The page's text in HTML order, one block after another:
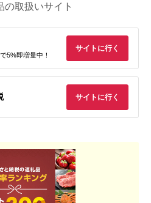
の取扱いサイト
5%即増量中！
サイトに行く
サイトに行く